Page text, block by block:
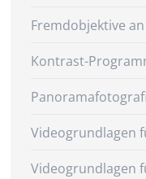
Fremdobjektive
Kontrast-
Videogrundlagen
Videogrundlagen